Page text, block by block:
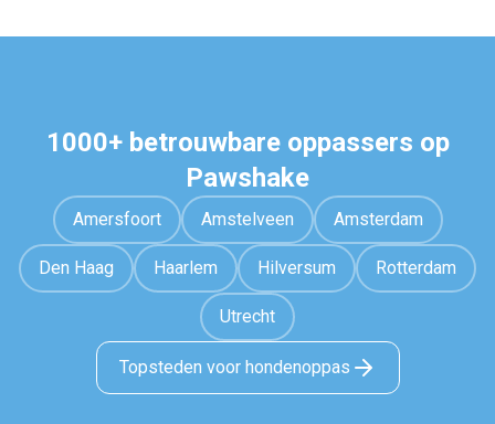
1000+ betrouwbare oppassers op
Pawshake
Amersfoort Amstelveen Amsterdam
Den Haag Haarlem Hilversum Rotterdam
Utrecht
Topsteden voor hondenoppas